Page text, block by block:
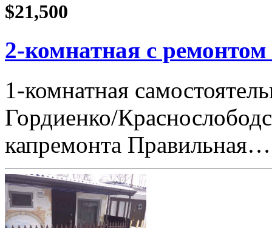
$21,500
2-комнатная с
1-комнатная
Гордиенко/
капремонта Правильная…